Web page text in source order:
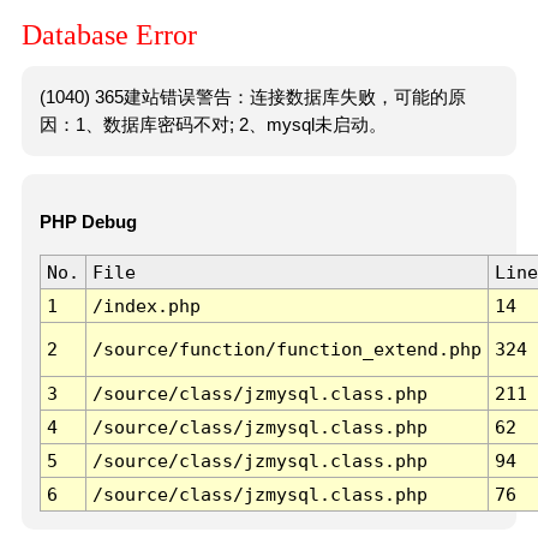
Database Error
(1040) 365建站错误警告：连接数据库失败，可能的原
因：1、数据库密码不对; 2、mysql未启动。
PHP Debug
No. File
Line
1
/index.php 14
2 /source/function/function_extend.php 324
3 /source/class/jzmysql.class.php
211
4
/source/class/jzmysql.class.php
62
5
/source/class/jzmysql.class.php
94
6
/source/class/jzmysql.class.php 76